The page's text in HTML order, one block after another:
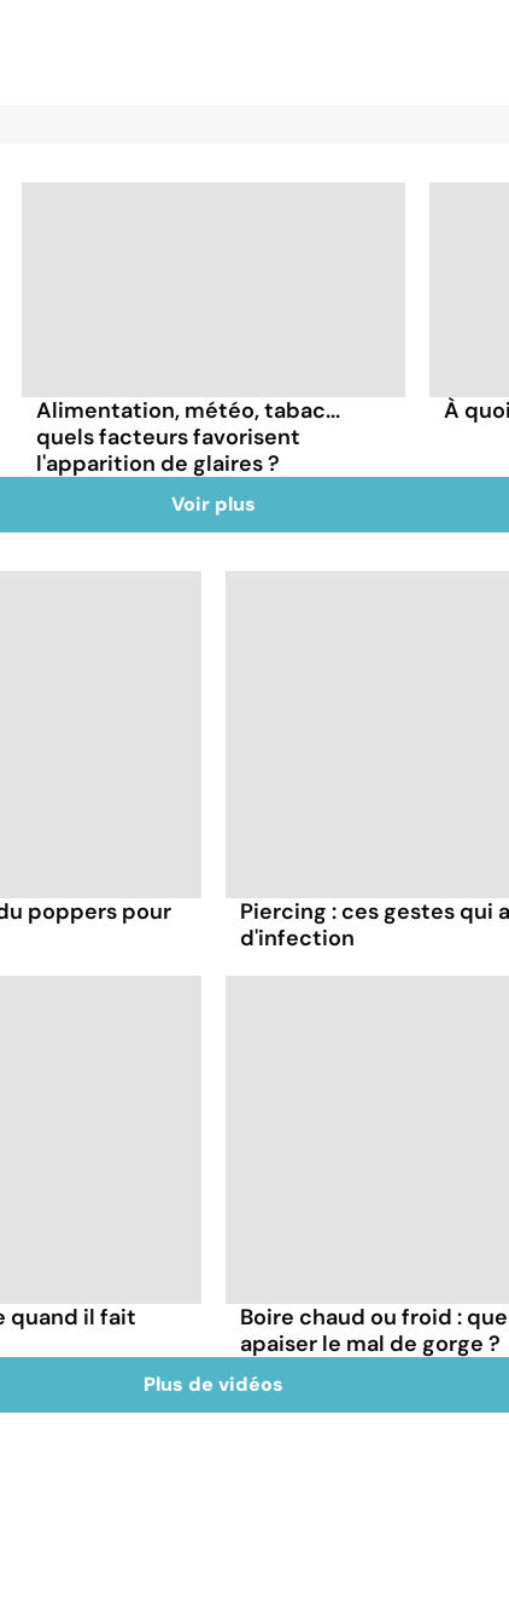
Alimentation, météo, tabac...
quels facteurs favorisent
l'apparition de glaires ?
À
Voir plus
poppers pour
Piercing : ces gestes qui
d'infection
quand il fait
Boire chaud ou froid :
apaiser le mal de gorge ?
Plus de vidéos